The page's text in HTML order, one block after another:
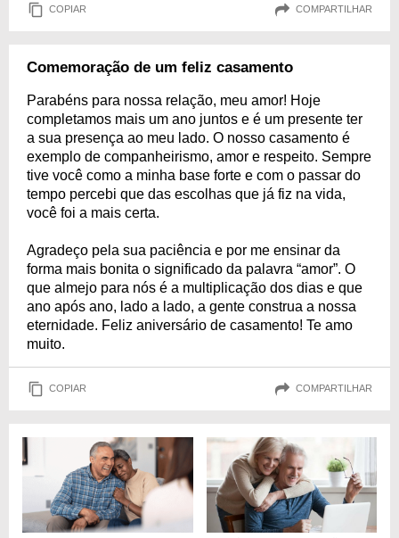
COPIAR COMPARTILHAR
Comemoração de um feliz casamento
Parabéns para nossa relação, meu amor! Hoje
completamos mais um ano juntos e é um presente ter
a sua presença ao meu lado. O nosso casamento é
exemplo de companheirismo, amor e respeito. Sempre
tive você como a minha base forte e com o passar do
tempo percebi que das escolhas que já fiz na vida,
você foi a mais certa.
Agradeço pela sua paciência e por me ensinar da
forma mais bonita o significado da palavra “amor”. O
que almejo para nós é a multiplicação dos dias e que
ano após ano, lado a lado, a gente construa a nossa
eternidade. Feliz aniversário de casamento! Te amo
muito.
COPIAR COMPARTILHAR